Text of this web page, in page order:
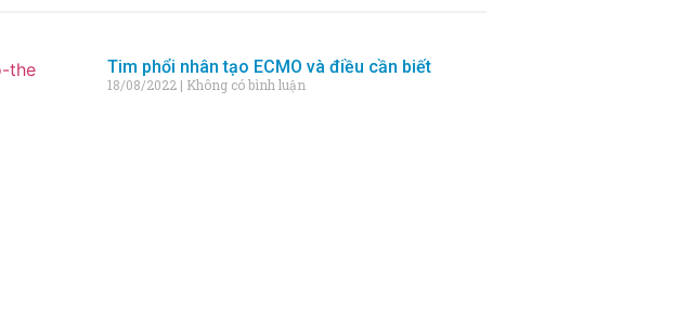
Tim phổi nhân tạo ECMO và điều cần biết
18/08/2022 Không có bình luận